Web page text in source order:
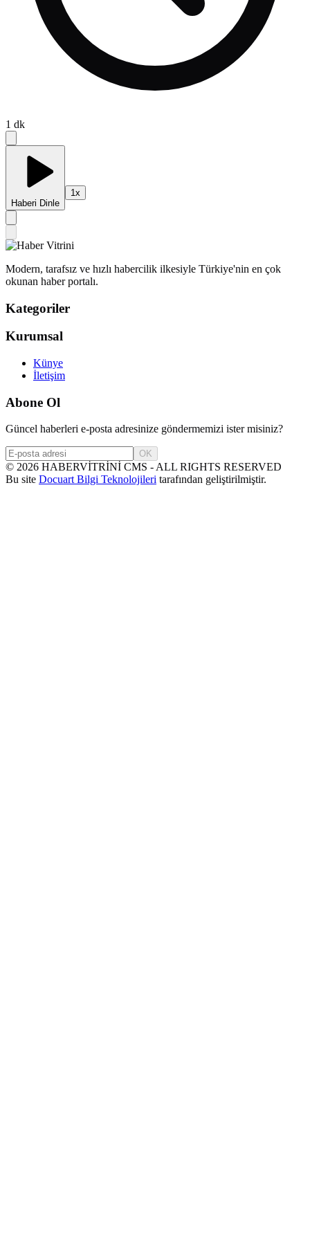
1 dk
Haberi Dinle
1 x
Modern, tarafsız ve hızlı habercilik ilkesiyle Türkiye'nin en çok
okunan haber portalı.
Kategoriler
Kurumsal
Künye
İletişim
Abone Ol
Güncel haberleri e-posta adresinize göndermemizi ister misiniz?
OK
© 2026 HABERVİTRİNİ CMS - ALL RIGHTS RESERVED
Bu site Docuart Bilgi Teknolojileri tarafından geliştirilmiştir.